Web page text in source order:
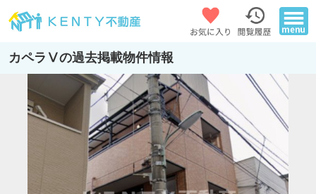
カペラⅤの過去掲載物件情報